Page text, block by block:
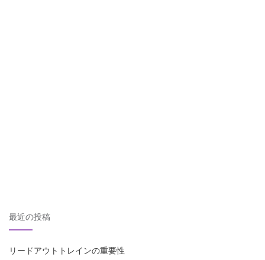
最近の投稿
リードアウトトレインの重要性